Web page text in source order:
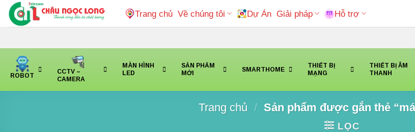
Bỏ
qua
Trang chủ Về chúng tôi Dự Án Giải pháp Hỗ trợ
ROBOT
CCTV –
CAMERA
MÀN HÌNH
LED
SẢN PHẨM
MỚI
SMARTHOME
THIẾT BỊ
MẠNG
THIẾT BỊ ÂM
THANH
Trang chủ / Sản phẩm được gắn thẻ
LỌC